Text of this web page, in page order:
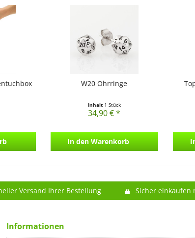
W20 Ohrringe
Inhalt 1 Stück
34,90 € *
In den Warenkorb
Versand Ihrer Bestellung Sicher einkaufen
Informationen